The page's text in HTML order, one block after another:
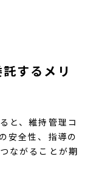
するメリ
と、維持管理コ
安全性、指導の
ながることが期